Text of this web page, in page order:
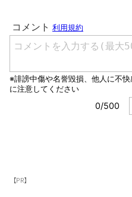
【PR】